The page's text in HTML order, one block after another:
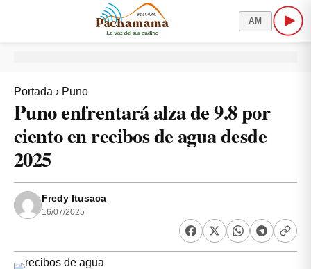
AM
Portada › Puno
Puno enfrentará alza de 9.8 por
ciento en recibos de agua desde
2025
Fredy Itusaca
16/07/2025